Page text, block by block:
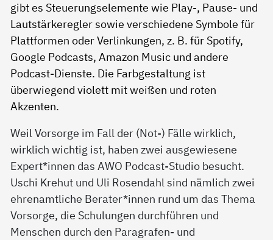
Weil Vorsorge im Fall der (Not-) Fälle wirklich,
wirklich wichtig ist, haben zwei ausgewiesene
Expert*innen das AWO Podcast-Studio besucht.
Uschi Krehut und Uli Rosendahl sind nämlich zwei
ehrenamtliche Berater*innen rund um das Thema
Vorsorge, die Schulungen durchführen und
Menschen durch den Paragrafen- und